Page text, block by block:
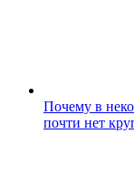
Почему в
почти нет